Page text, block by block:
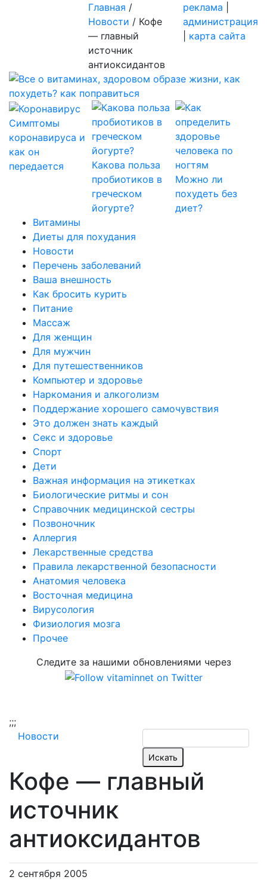
Главная /
Новости / Кофе
— главный
источник
антиоксидантов
реклама
администрация
карта сайта
Симптомы
коронавируса и
как он
передается
Какова польза
пробиотиков в
греческом
йогурте?
Можно ли
похудеть без
диет?
Витамины
Диеты для похудания
Новости
Перечень заболеваний
Ваша внешность
Как бросить курить
Питание
Массаж
Для женщин
Для мужчин
Для путешественников
Компьютер и здоровье
Наркомания и алкоголизм
Поддержание хорошего самочувствия
Это должен знать каждый
Секс и здоровье
Спорт
Дети
Важная информация на этикетках
Биологические ритмы и сон
Справочник медицинской сестры
Позвоночник
Аллергия
Лекарственные средства
Правила лекарственной безопасности
Aнатомия человека
Восточная медицина
Вирусология
Физиология мозга
Прочее
Следите за нашими обновлениями через
;;;
Новости
Кофе — главный
источник
антиоксидантов
2 сентября 2005